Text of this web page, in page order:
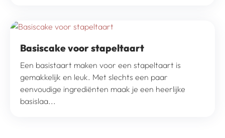
Basiscake voor stapeltaart
Een basistaart maken voor een stapeltaart is
gemakkelijk en leuk. Met slechts een paar
eenvoudige ingrediënten maak je een heerlijke
basislaa...